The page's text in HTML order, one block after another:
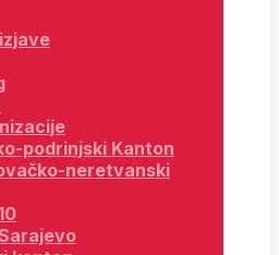
podrinjski Kanton
neretvanski